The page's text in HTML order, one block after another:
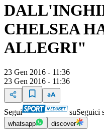
CHELSEA
ALLEGRI"
23 Gen 2016 - 11:36
23 Gen 2016 - 11:36
Segui suSeguici
whatsapp discover